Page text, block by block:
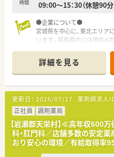
時間
09:00～15：30（休憩90分
●企業について●
宮城県を中心に、東北エリア
います。福島県内には現在4店
です。
調剤薬局の運営にとどまらず
り、会社としての安定感もご
●ステップアップできる環
新しい技術や共有すべき情報
強会などの参加促進をしてお
意しています！
優秀な人材を育成することは
社の将来を担う方々が、仕事
な環境作りを行っています。
詳細を見る
更新日： 2026/07/17 薬剤師求人ID
正社員
調剤薬局
【岩瀬郡天栄村】≪高年収600
科・肛門科／店舗多数の安定
おり安心の環境／有給取得率